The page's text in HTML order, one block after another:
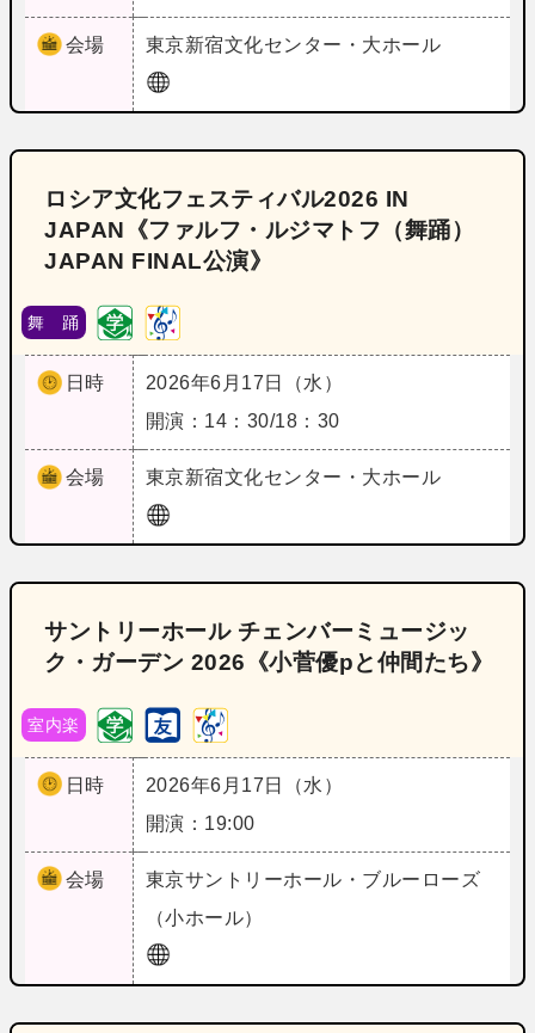
会場 東京新宿文化センター・大ホール
ロシア文化フェスティバル2026 IN
JAPAN《ファルフ・ルジマトフ（舞踊）
JAPAN FINAL公演》
舞 踊
日時
2026年6月17日（水）
開演：14：30/18：30
会場 東京新宿文化センター・大ホール
サントリーホール チェンバーミュージッ
ク・ガーデン 2026《小菅優pと仲間たち》
室内楽
日時
2026年6月17日（水）
開演：19:00
会場 東京サントリーホール・ブルーローズ
（小ホール）